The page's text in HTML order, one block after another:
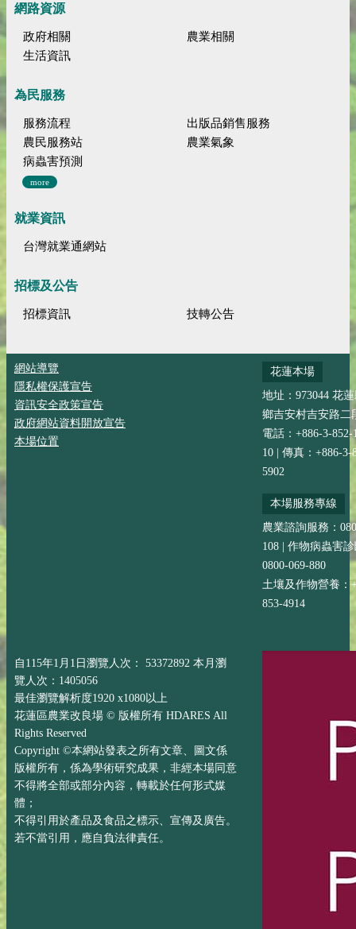
網路資源
政府相關
農業相關
生活資訊
為民服務
服務流程
出版品銷售服務
農民服務站
農業氣象
病蟲害預測
more
就業資訊
台灣就業通網站
招標及公告
招標資訊 技轉公告
網站導覽
隱私權保護宣告
資訊安全政策宣告
政府網站資料開放宣告
本場位置
花蓮本場
地址：973044 花
鄉吉安村吉安路二
電話：+886-3-852-
10 | 傳真：+886-3-
5902
本場服務專線
農業諮詢服務：
108 | 作物病蟲害
0800-069-880
土壤及作物營養：
853-4914
自115年1月1日瀏覽人次： 53372892 本月瀏
覽人次：1405056
最佳瀏覽解析度1920 x1080以上
花蓮區農業改良場 © 版權所有 HDARES All
Rights Reserved
Copyright ©本網站發表之所有文章、圖文係
版權所有，係為學術研究成果，非經本場同意
不得將全部或部分內容，轉載於任何形式媒
體；
不得引用於產品及食品之標示、宣傳及廣告。
若不當引用，應自負法律責任。